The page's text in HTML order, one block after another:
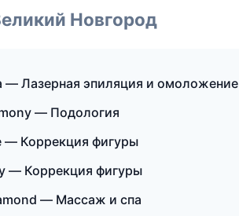
Новгород
— Лазерная эпиляция и омоложение
— Подология
— Коррекция фигуры
— Коррекция фигуры
— Массаж и спа